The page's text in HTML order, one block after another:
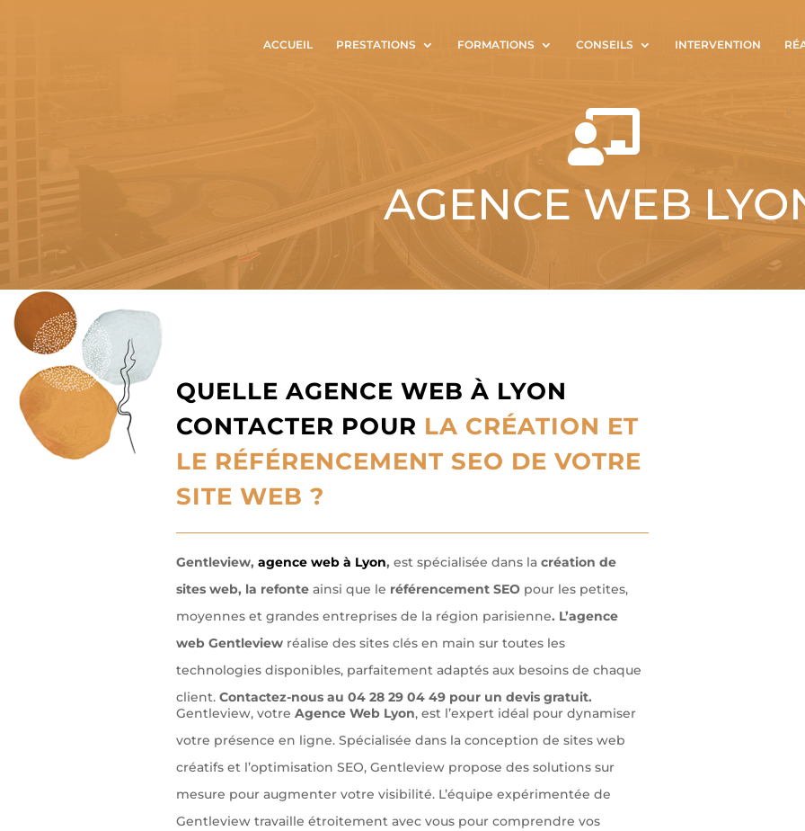
ACCUEIL PRESTATIONS FORMATIONS CONSEILS INTERVENTION

AGENCE WEB
QUELLE AGENCE WEB À LYON
CONTACTER POUR LA CRÉATION ET
LE RÉFÉRENCEMENT SEO DE VOTRE
SITE WEB ?
Gentleview, agence web à Lyon, est spécialisée dans lacréation de
sites web, la refonte ainsi que le référencement SEO pour les petites,
moyennes et grandes entreprises de la région parisienne. L’agence
web Gentleview réalise des sites clés en main sur toutes les
technologies disponibles, parfaitement adaptés aux besoins de chaque
client.Contactez-nous au 04 28 29 04 49 pour un devis gratuit.
Gentleview, votre Agence Web Lyon, est l’expert idéal pour dynamiser
votre présence en ligne. Spécialisée dans la conception de sites web
créatifs et l’optimisation SEO, Gentleview propose des solutions sur
mesure pour augmenter votre visibilité. L’équipe expérimentée de
Gentleview travaille étroitement avec vous pour comprendre vos